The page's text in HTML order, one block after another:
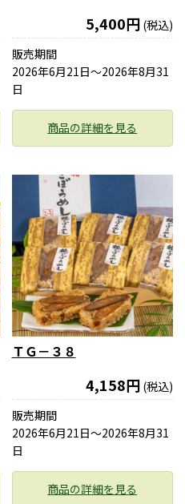
5,400円 (税込)
販売期間
2026年6月21日〜2026年8月31
日
商品の詳細を見る
ＴＧ－３８
4,158円 (税込)
販売期間
2026年6月21日〜2026年8月31
日
商品の詳細を見る